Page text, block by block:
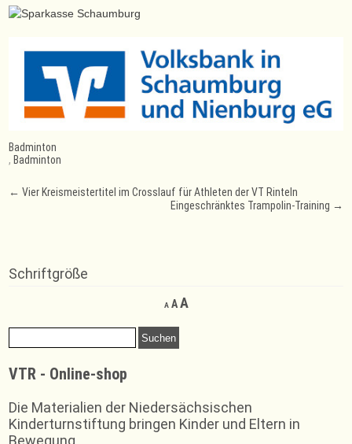
Badminton
, Badminton
Post
← Vier Kreismeistertitel im Crosslauf für Athleten der VT Rinteln
Eingeschränktes Trampolin-Training →
Schriftgröße
A
Decrease
font
AReset
size.
AIncrease
Suchen
nach:
VTR - Online-shop
Die Materialien der Niedersächsischen
Kinderturnstiftung bringen Kinder und Eltern in
Bewegung